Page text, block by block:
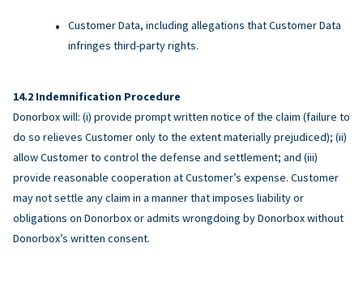
Customer Data, including allegations that Customer Data
infringes third-party rights.
Indemnification Procedure
Donorbox will: (i) provide prompt written notice of the claim (failure to
do so relieves Customer only to the extent materially prejudiced); (ii)
allow Customer to control the defense and settlement; and (iii)
provide reasonable cooperation at Customer’s expense. Customer
may not settle any claim in a manner that imposes liability or
obligations on Donorbox or admits wrongdoing by Donorbox without
Donorbox’s written consent.